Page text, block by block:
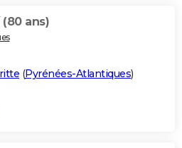
(80 ans)
(Pyrénées-Atlantiques)